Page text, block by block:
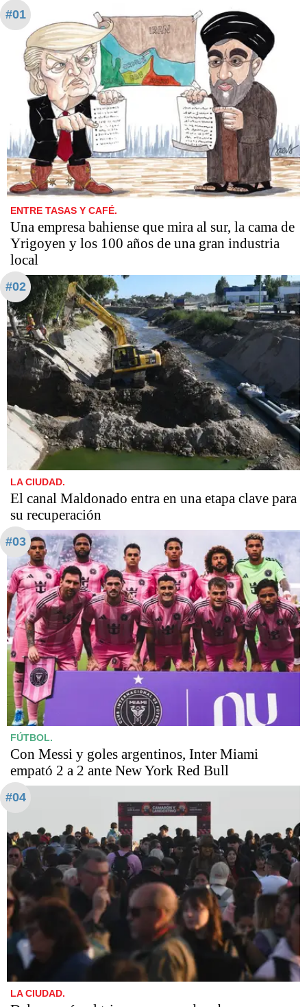
#01
ENTRE TASAS Y CAFÉ.
Una empresa bahiense que mira al sur, la cama de
Yrigoyen y los 100 años de una gran industria
local
#02
LA CIUDAD.
El canal Maldonado entra en una etapa clave para
su recuperación
#03
FÚTBOL.
Con Messi y goles argentinos, Inter Miami
empató 2 a 2 ante New York Red Bull
#04
LA CIUDAD.